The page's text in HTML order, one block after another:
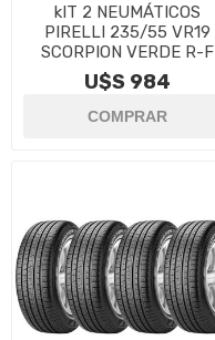
kIT 2 NEUMÁTICOS
PIRELLI 235/55 VR19
SCORPION VERDE R-F
U$S 984